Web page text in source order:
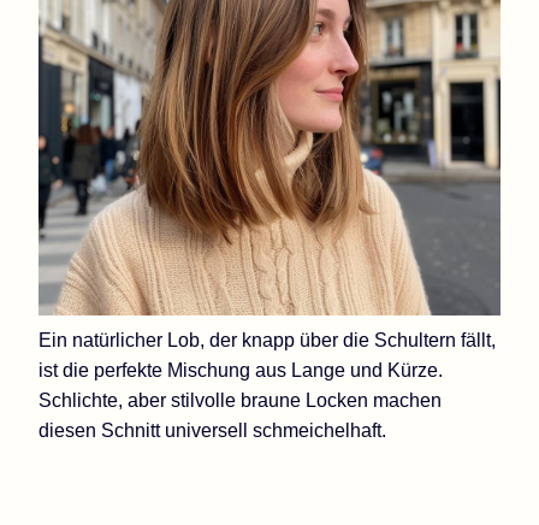
Ein natürlicher Lob, der knapp über die Schultern fällt,
ist die perfekte Mischung aus Lange und Kürze.
Schlichte, aber stilvolle braune Locken machen
diesen Schnitt universell schmeichelhaft.